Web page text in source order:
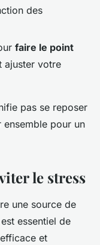
des
faire le point
ajuster votre
pas se reposer
ensemble pour un
le stress
une source de
essentiel de
et